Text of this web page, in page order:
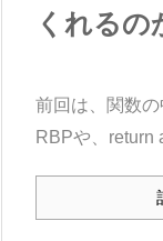
くれるの
前回は、関数
RBPや、return